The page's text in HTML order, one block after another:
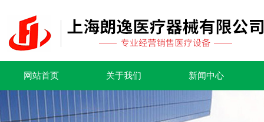
网站首页 关于我们 新闻中心